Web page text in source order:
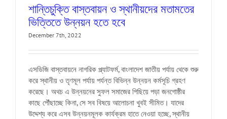
শান্তিচুক্তি বাস্তবায়ন ও স্থানীয়দের মতামতের
ভিত্তিতে উন্নয়ন হতে হবে
December 7th, 2022
এসডিজি বাস্তবায়নে নাগরিক প্ল্যাটফর্ম, বাংলাদেশ জাতীয় পর্যায় থেকে শুরু
করে স্থানীয় ও তৃণমূল পর্যায় পর্যন্ত বিভিন্ন উন্নয়ন কর্মসূচি গ্রহণ
করেছে। অথচ এ উন্নয়নের সুফল সমাজের পিছিয়ে পড়া জনগোষ্ঠীর
কাছে পৌঁছাচ্ছে কিনা, সে সব বিষয়ে আলোচনা খুবই সীমিত। যাদের
উদ্দেশ্য করে এসব উন্নয়নমূলক কার্যক্রম হাতে নেওয়া হচ্ছে, স্থানীয়